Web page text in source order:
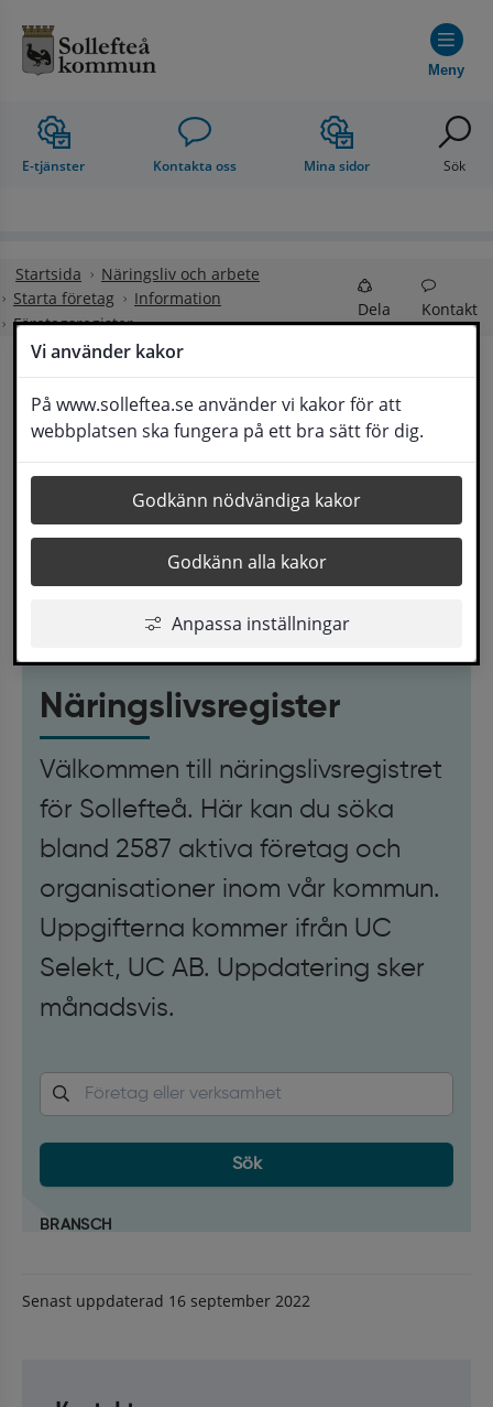
Vi använder kakor
På www.solleftea.se använder vi kakor för att
webbplatsen ska fungera på ett bra sätt för dig.
Godkänn nödvändiga kakor
Godkänn alla kakor
Anpassa inställningar
Meny
E-tjänster Kontakta oss Mina sidor Sök
Startsida
Näringsliv och arbete
Starta företag
Information
Företagsregister
Dela Kontakt
Företagsregister
Här hittar du samtliga företag i Sollefteå
Listan administreras av UC.
Senast uppdaterad 16 september 2022